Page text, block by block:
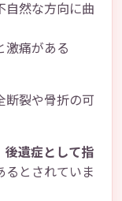
自然な方向に曲
激痛がある
断裂や骨折の可
後遺症として指
るとされていま